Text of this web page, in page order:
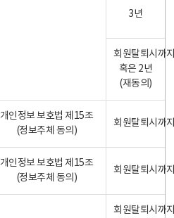
3년
회원탈퇴시까
혹은 2년
(재동의)
개인정보 보호법 제15조
(정보주체 동의)
회원탈퇴시까
개인정보 보호법 제15조
(정보주체 동의)
회원탈퇴시까
회원탈퇴시까